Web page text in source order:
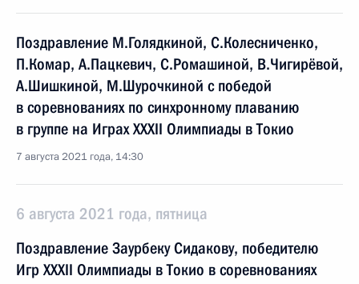
Поздравление М.Голядкиной, С.Колесниченко,
П.Комар, А.Пацкевич, С.Ромашиной, В.Чигирёвой,
А.Шишкиной, М.Шурочкиной с победой
в соревнованиях по синхронному плаванию
в группе на Играх XXXII Олимпиады в Токио
7 августа 2021 года, 14:30
6 августа 2021 года, пятница
Поздравление Заурбеку Сидакову, победителю
Игр XXXII Олимпиады в Токио в соревнованиях